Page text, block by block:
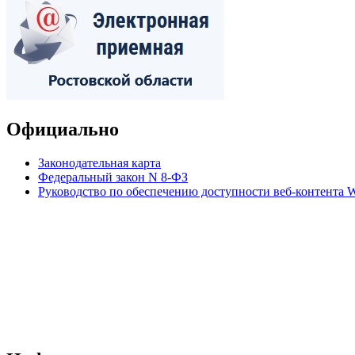
Официально
Законодательная карта
Федеральный закон N 8-ФЗ
Руководство по обеспечению доступности веб-контента